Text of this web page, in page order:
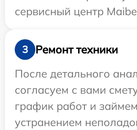
сервисный центр
3
Ремонт техники
После детального
согласуем с вами
график работ и
устранением